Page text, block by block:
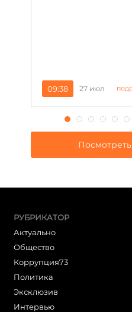
09:38 27 июл
РУБРИКАТОР
Актуально
Общество
Коррупция73
Политика
Эксклюзив
Интервью